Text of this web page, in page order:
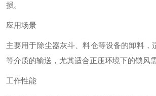
损‌。
应用场景
主要用于除尘器灰斗、料仓等设备的卸料，
等介质的输送，尤其适合正压环境下的锁风需
工作性能‌